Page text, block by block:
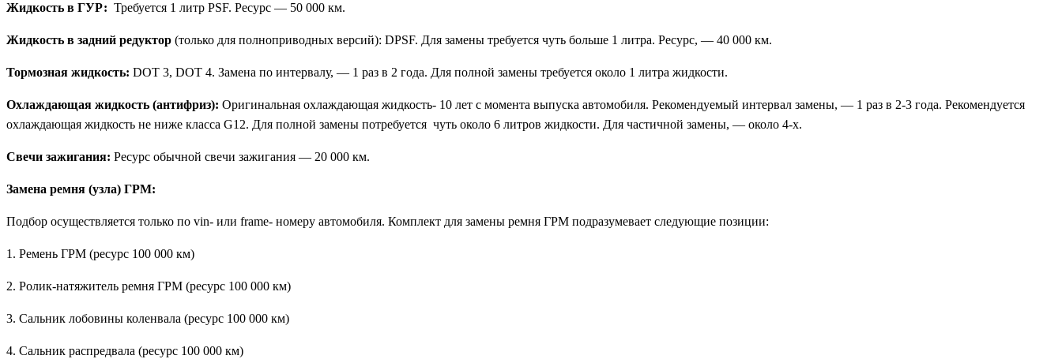
Жидкость в ГУР: Требуется 1 литр PSF. Ресурс — 50 000 км.
Жидкость в задний редуктор (только для полноприводных версий): DPSF. Для замены требуется чуть больше 1 литра. Ресурс, — 40 000 км.
Тормозная жидкость: DOT 3, DOT 4. Замена по интервалу, — 1 раз в 2 года. Для полной замены требуется около 1 литра жидкости.
Охлаждающая жидкость (антифриз): Оригинальная охлаждающая жидкость- 10 лет с момента выпуска автомобиля. Рекомендуемый интервал замены, — 1 раз в 2-3 года. Рекомендуется
охлаждающая жидкость не ниже класса G12. Для полной замены потребуется чуть около 6 литров жидкости. Для частичной замены, — около 4-х.
Свечи зажигания: Ресурс обычной свечи зажигания — 20 000 км.
Замена ремня (узла) ГРМ:
Подбор осуществляется только по vin- или frame- номеру автомобиля. Комплект для замены ремня ГРМ подразумевает следующие позиции:
1. Ремень ГРМ (ресурс 100 000 км)
2. Ролик-натяжитель ремня ГРМ (ресурс 100 000 км)
3. Сальник лобовины коленвала (ресурс 100 000 км)
4. Сальник распредвала (ресурс 100 000 км)